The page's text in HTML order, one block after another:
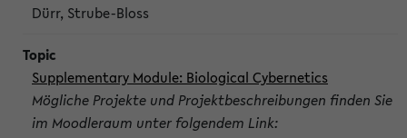
Dürr, Strube-Bloss
Supplementary Module: Biological Cybernetics
Mögliche Projekte und Projektbeschreibungen finden Sie
im Moodleraum unter folgendem Link: